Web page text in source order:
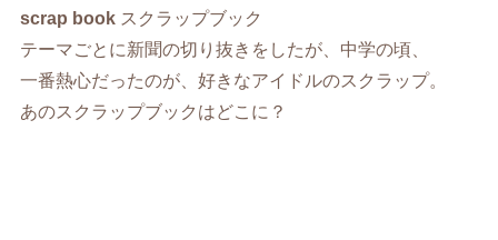
scrap book スクラップブック
テーマごとに新聞の切り抜きをしたが、中学の頃、
一番熱心だったのが、好きなアイドルのスクラップ。
あのスクラップブックはどこに？